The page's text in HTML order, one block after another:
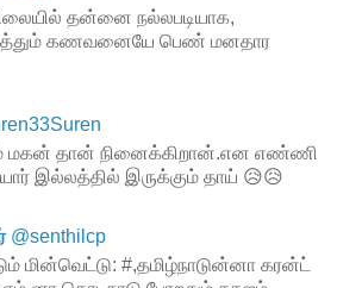
தன்னை நல்லபடியாக,
கணவனையே பெண் மனதார
மகன் தான் நினைக்கிறான்.என எண்ணி
இல்லத்தில் இருக்கும் தாய் 😥😥
@senthilcp
மின்வெட்டு: #,தமிழ்நாடுன்னா கரன்ட்